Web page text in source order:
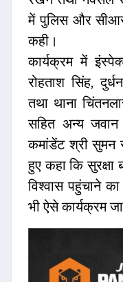
में पुलिस और
कही।
कार्यक्रम में
रोहताश सिंह,
तथा थाना
सहित अन्य
कमांडेंट श्री सुमन
हुए कहा कि
विश्वास पहुंचाने
भी ऐसे कार्यक्रम